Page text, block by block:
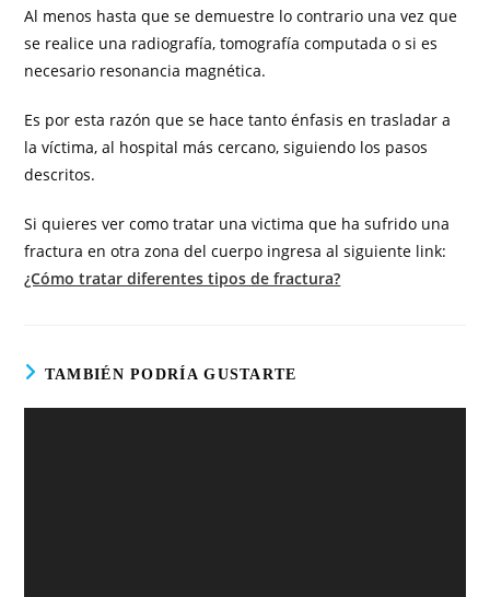
Al menos hasta que se demuestre lo contrario una vez que
se realice una radiografía, tomografía computada o si es
necesario resonancia magnética.
Es por esta razón que se hace tanto énfasis en trasladar a
la víctima, al hospital más cercano, siguiendo los pasos
descritos.
Si quieres ver como tratar una victima que ha sufrido una
fractura en otra zona del cuerpo ingresa al siguiente link:
¿Cómo tratar diferentes tipos de fractura?
TAMBIÉN PODRÍA GUSTARTE